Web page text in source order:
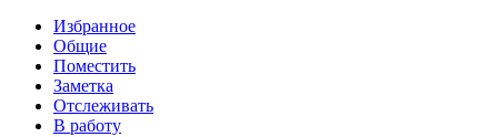
Избранное
Общие
Поместить
Заметка
Отслеживать
В работу